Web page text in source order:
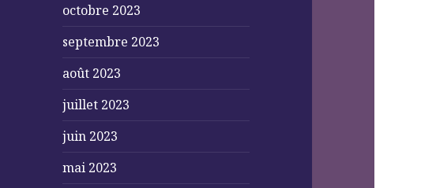
octobre 2023
septembre 2023
août 2023
juillet 2023
juin 2023
mai 2023